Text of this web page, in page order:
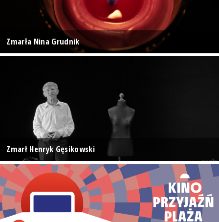
Zmarła Nina Grudnik
Zmarł Henryk Gęsikowski